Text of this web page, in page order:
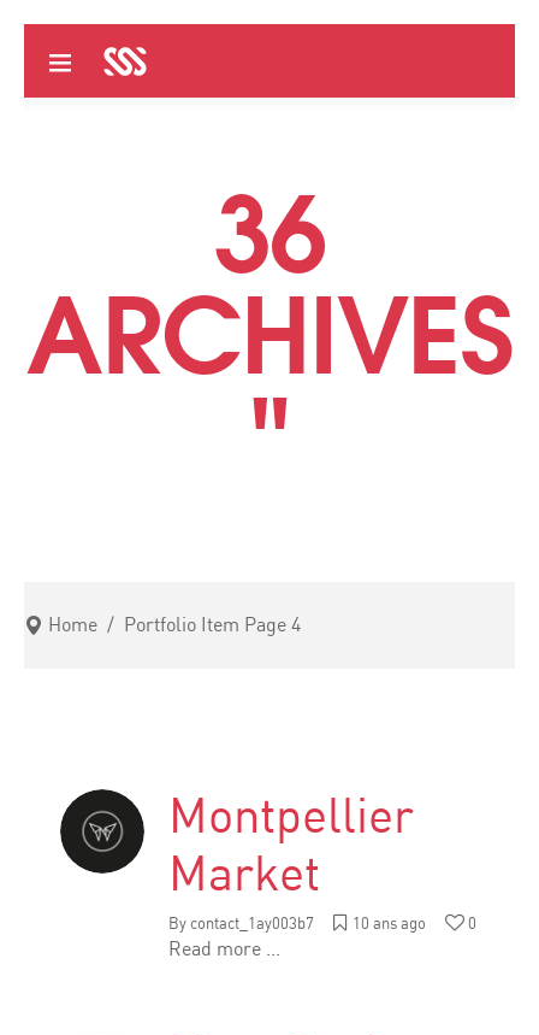
36
ARCHIVES
"
Home / Portfolio Item Page 4
Montpellier
Market
By contact_1ay003b7 10 ans ago 0
Read more ...